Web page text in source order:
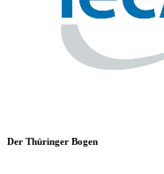
Der Thüringer Bogen